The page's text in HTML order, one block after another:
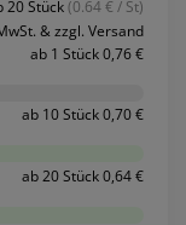
20 Stück(0.64 € / St)
& zzgl. Versand
ab 1 Stück 0,76 €
ab 10 Stück 0,70 €
ab 20 Stück 0,64 €